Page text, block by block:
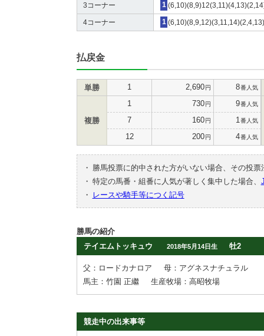
3コーナー 1
4コーナー 1
払戻金
単勝 1 2,690円 8番人気
複勝
1 730円 9番人気
7 160円 1 番人気
12 200円 4番人気
・
勝馬投票に的中された方がいない場合、その投
・ 特定の馬番・組番に人気が著しく集中した場合、
・
レースや騎手等につく記号
勝馬の紹介
テイエムトッキュウ
2018年5月14日生 牡2
父：ロードカナロア
母：アグネスナチュラル
馬主：竹園 正繼
生産牧場：高昭牧場
競走中の出来事等